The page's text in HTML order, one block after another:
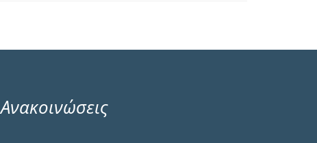
Ανακοινώσεις